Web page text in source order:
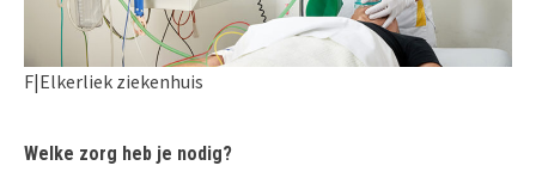
F|Elkerliek ziekenhuis
Welke zorg heb je nodig?